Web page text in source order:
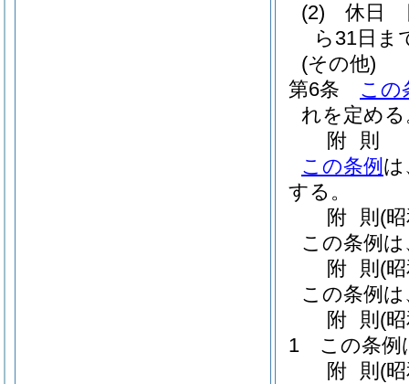
(2)
休日
ら31日ま
(その他)
第6条
この
れを定める
附 則
この条例 は
する。
附 則 (
この条例
附 則 (
この条例
附 則 (
1
この条例
附 則 (